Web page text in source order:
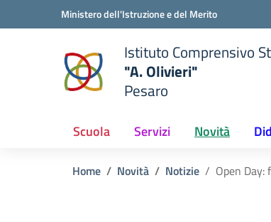
Vai ai contenuti
Vai al menu di navigazioneMinistero dell'Istruzione e del Merito
scuola
Istituto Comprensivo
"A. Olivieri"
Pesaro
Scuola Servizi Novità
Home Novità Notizie Open